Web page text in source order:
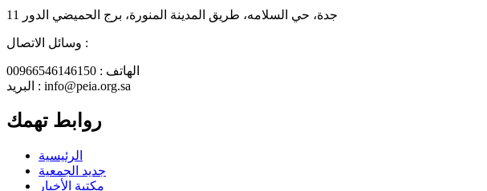
جدة، حي السلامه، طريق المدينة المنورة، برج الحميضي الدور 11
وسائل الاتصال :
الهاتف : 00966546146150
البريد : info@peia.org.sa
روابط تهمك
الرئيسية
جديد الجمعية
مكتبة الأخبار